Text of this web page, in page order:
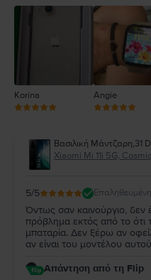
Korina Angie
Βασιλική Μάντζαρη,31
Xiaomi Mi 11i 5G,
5/5 Επαληθευμένη
Όντως σαν καινούργιο, δεν
πρόβλημα εκτός από το ότι
μπαταρία. Δεν ξέρω αν
αν είναι του μοντέλου
Απάντηση από τη Flip